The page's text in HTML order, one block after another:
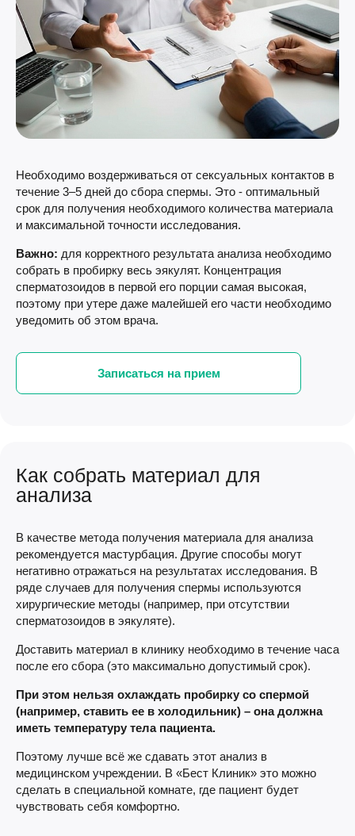
Необходимо воздерживаться от сексуальных контактов в
течение 3–5 дней до сбора спермы. Это - оптимальный
срок для получения необходимого количества материала
и максимальной точности исследования.
Важно: для корректного результата анализа необходимо
собрать в пробирку весь эякулят. Концентрация
сперматозоидов в первой его порции самая высокая,
поэтому при утере даже малейшей его части необходимо
уведомить об этом врача.
Записаться на прием
Как собрать материал для
анализа
В качестве метода получения материала для анализа
рекомендуется мастурбация. Другие способы могут
негативно отражаться на результатах исследования. В
ряде случаев для получения спермы используются
хирургические методы (например, при отсутствии
сперматозоидов в эякуляте).
Доставить материал в клинику необходимо в течение часа
после его сбора (это максимально допустимый срок).
При этом нельзя охлаждать пробирку со спермой
(например, ставить ее в холодильник) – она должна
иметь температуру тела пациента.
Поэтому лучше всё же сдавать этот анализ в
медицинском учреждении. В «Бест Клиник» это можно
сделать в специальной комнате, где пациент будет
чувствовать себя комфортно.